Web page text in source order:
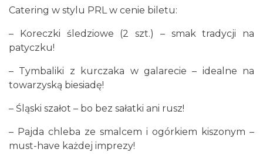
Chorzów
O zbożach, chlebie i ziołach
Chorzów
Catering w stylu PRL w cenie biletu:
– Koreczki śledziowe (2 szt.) – smak tradycji na
patyczku!
– Tymbaliki z kurczaka w galarecie – idealne na
towarzyską biesiadę!
– Śląski szałot – bo bez sałatki ani rusz!
– Pajda chleba ze smalcem i ogórkiem kiszonym –
must-have każdej imprezy!